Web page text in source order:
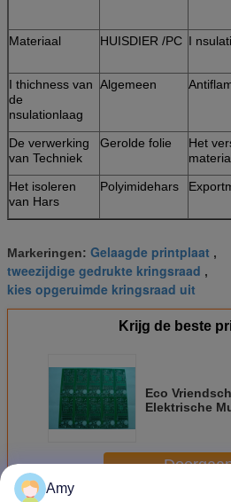
Materiaal HUISDIER /PC I
I thichness van
de
nsulationlaag
Algemeen
De verwerking
van Techniek
Gerolde folie
Het
Het isoleren
van Hars
Polyimidehars
Markeringen: Gelaagde printplaat ,
tweezijdige gedrukte kringsraad ,
kies opgeruimde kringsraad uit
Krijg de beste
Eco
Elektrische
Amy